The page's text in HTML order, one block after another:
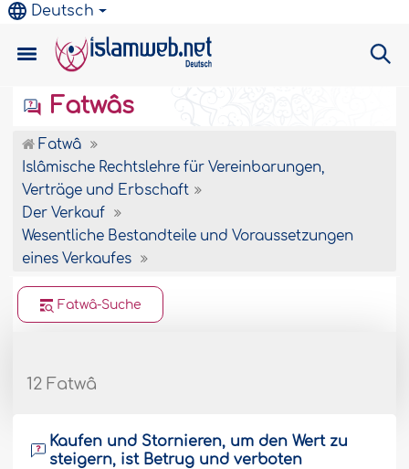
Deutsch
Fatwâs
Fatwâ
Islâmische Rechtslehre für Vereinbarungen,
Verträge und Erbschaft
Der Verkauf
Wesentliche Bestandteile und Voraussetzungen
eines Verkaufes
Fatwâ-Suche
12 Fatwâ
Kaufen und Stornieren, um den Wert zu
steigern, ist Betrug und verboten